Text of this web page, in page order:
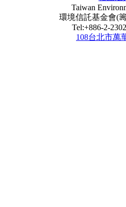
Taiwan
環境信託基金會(籌
Tel:+886-2-
108台北市萬